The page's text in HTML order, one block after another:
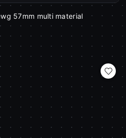
57mm multi material